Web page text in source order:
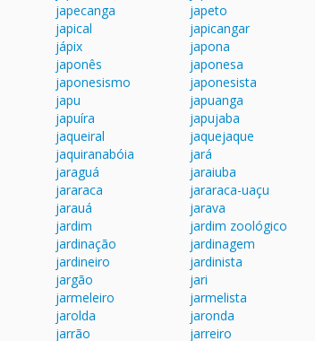
japecanga japeto
japical japicangar
jápix japona
japonês japonesa
japonesismo japonesista
japu japuanga
japuíra japujaba
jaqueiral jaquejaque
jaquiranabóia jará
jaraguá jaraiuba
jararaca jararaca-uaçu
jarauá jarava
jardim jardim zoológico
jardinação jardinagem
jardineiro jardinista
jargão jari
jarmeleiro jarmelista
jarolda jaronda
jarrão jarreiro